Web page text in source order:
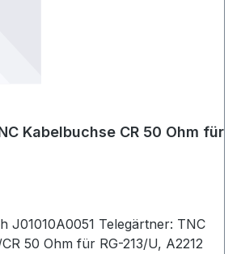
Kabelbuchse CR 50 Ohm für
J01010A0051 Telegärtner: TNC
50 Ohm für RG-213/U, A2212